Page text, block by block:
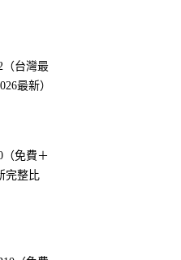
（台灣最
最新）
（免費＋
完整比